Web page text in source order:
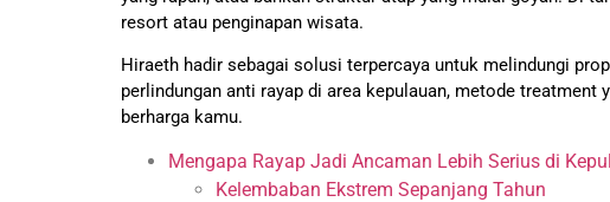
resort atau penginapan wisata.
Hiraeth hadir sebagai solusi terpercaya untuk melindungi
perlindungan anti rayap di area kepulauan, metode
berharga kamu.
Mengapa Rayap Jadi Ancaman Lebih Serius di
Kelembaban Ekstrem Sepanjang Tahun